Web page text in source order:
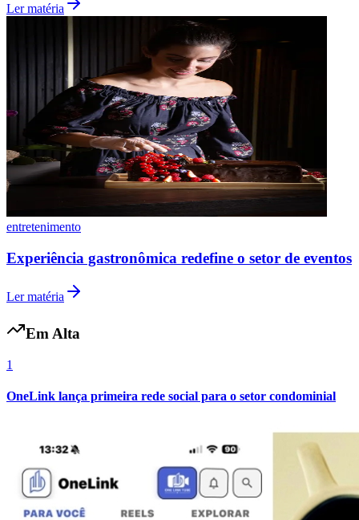
Ler matéria
entretenimento
Experiência gastronômica redefine o setor de eventos
Ler matéria
Em Alta
1
OneLink lança primeira rede social para o setor condominial